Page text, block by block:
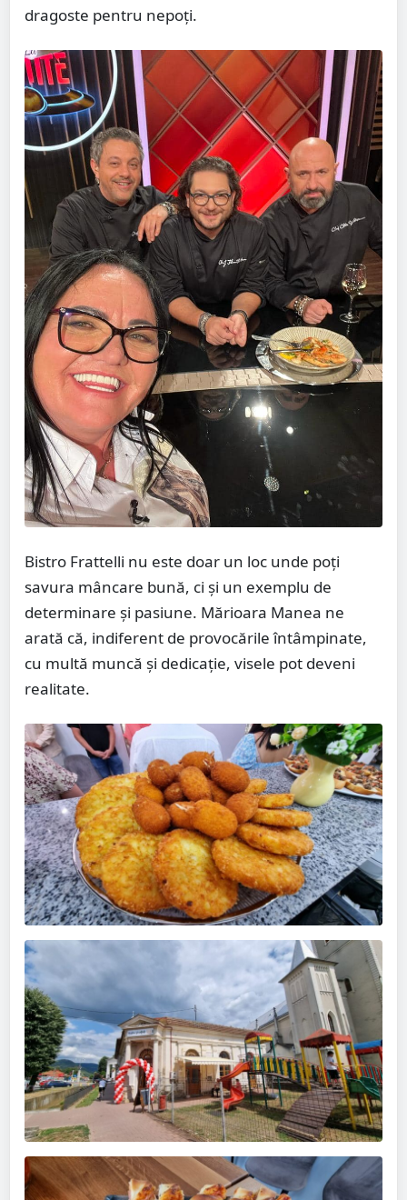
dragoste pentru nepoți.
Bistro Frattelli nu este doar un loc unde poți
savura mâncare bună, ci și un exemplu de
determinare și pasiune. Mărioara Manea ne
arată că, indiferent de provocările întâmpinate,
cu multă muncă și dedicație, visele pot deveni
realitate.